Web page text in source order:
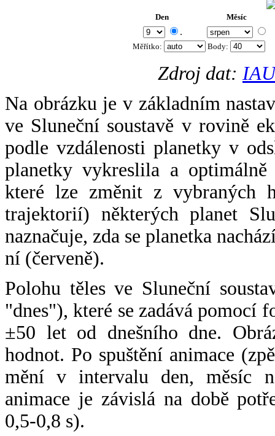
Den Měsíc
.
Měřítko: Body:
Zdroj dat:
Na obrázku je v základním
ve Sluneční soustavě v rovině
podle vzdálenosti planetky v
planetky vykreslila a
které lze změnit z vybraných
trajektorií) některých planet
naznačuje, zda se planetka
ní (červeně).
Polohu těles ve Sluneční
"dnes"), které se zadává pomocí
±50 let od dnešního dne.
hodnot. Po spuštění animace
mění v intervalu den, měsíc
animace je závislá na době
0,5-0,8 s).